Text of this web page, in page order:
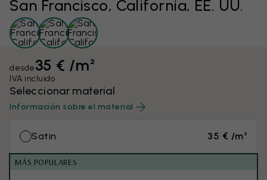
San Francisco, California, EE. UU.
desde35 € /m²
IVA incluido
Seleccionar material
Información sobre el material
Satin 35 € /m²
MÁS POPULARES